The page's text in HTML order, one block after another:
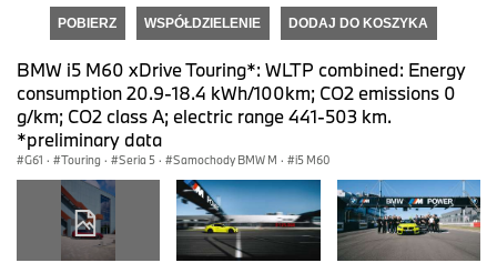
POBIERZ WSPÓŁDZIELENIE DODAJ DO KOSZYKA
BMW i5 M60 xDrive Touring*: WLTP combined: Energy
consumption 20.9-18.4 kWh/100km; CO2 emissions 0
g/km; CO2 class A; electric range 441-503 km.
*preliminary data
G61 · Touring · Seria 5 · Samochody BMW M · i5 M60